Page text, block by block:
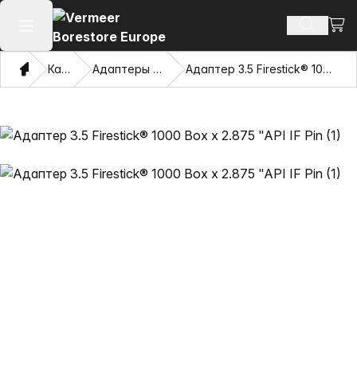
Открыть главное меню Поиск
ДомКаталог Адаптеры и Pulling Eyes Адаптер 3.5 Firestick® 1000 Box x 2.875 "API IF Pin